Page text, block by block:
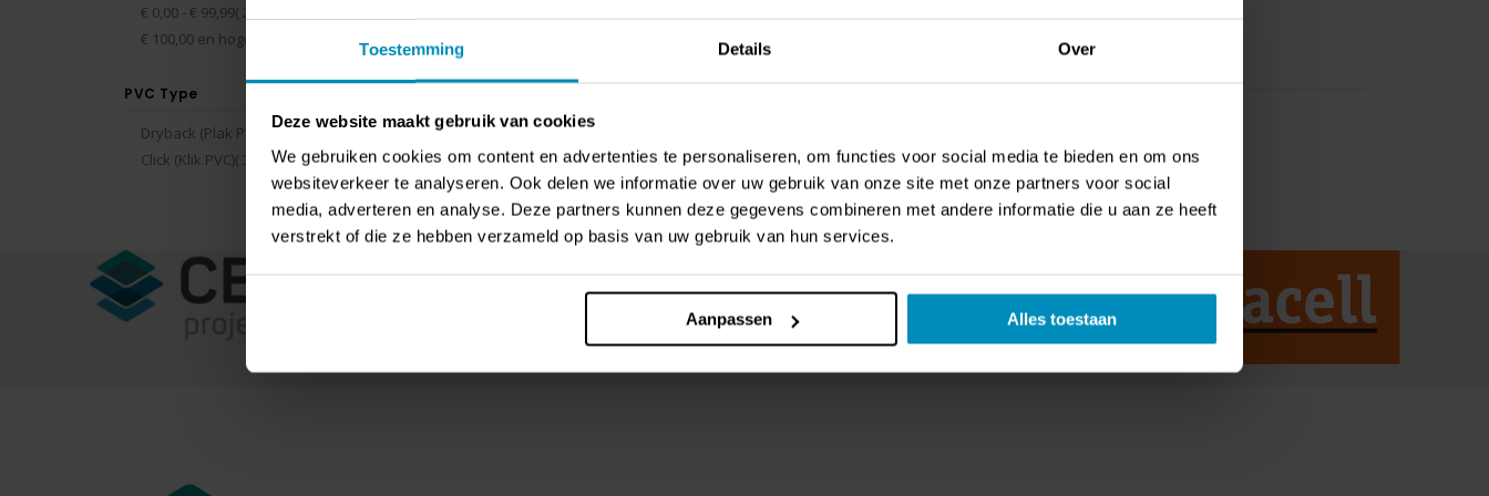
Toestemming Details Over
Deze website maakt gebruik van cookies
We gebruiken cookies om content en advertenties te personaliseren, om functies voor social media te bieden en om ons
websiteverkeer te analyseren. Ook delen we informatie over uw gebruik van onze site met onze partners voor social
media, adverteren en analyse. Deze partners kunnen deze gegevens combineren met andere informatie die u aan ze heeft
verstrekt of die ze hebben verzameld op basis van uw gebruik van hun services.
Aanpassen Alles toestaan
Rating:
€ 147,73
Rating: Rating:
Toon
€ 0,00 - € 99,99 2
€ 100,00 en hoger
PVC Type
Dryback (Plak PVC) 3producten
Click (Klik PVC) 3 producten